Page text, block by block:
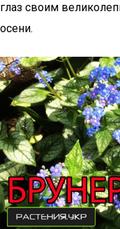
глаз своим
осени.